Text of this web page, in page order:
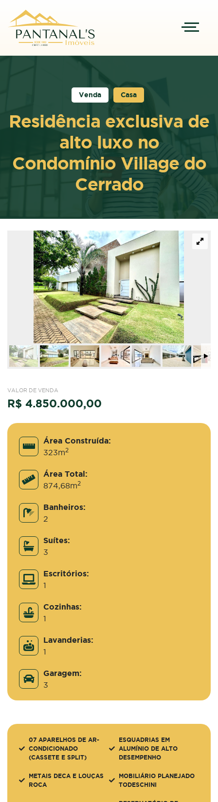
Venda Casa
Residência exclusiva de
alto luxo no
Condomínio Village do
Cerrado
VALOR DE VENDA
R$ 4.850.000,00
Área Construída:
323m2
Área Total:
874,68m2
Banheiros:
2
Suítes:
3
Escritórios:
1
Cozinhas:
1
Lavanderias:
1
Garagem:
3
07 APARELHOS DE AR-
CONDICIONADO
(CASSETE E SPLIT)
ESQUADRIAS EM
ALUMÍNIO DE ALTO
DESEMPENHO
METAIS DECA E LOUÇAS
ROCA
MOBILIÁRIO PLANEJADO
TODESCHINI